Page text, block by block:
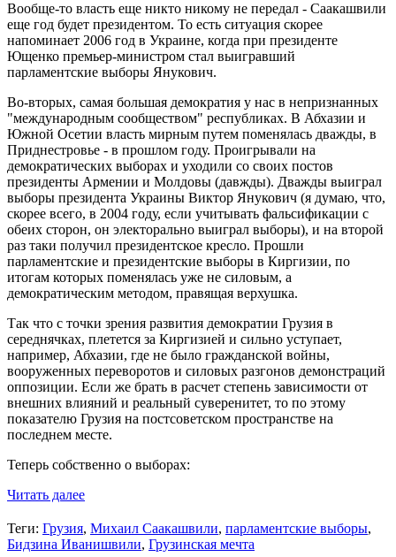
Вообще-то власть еще никто никому не передал - Саакашвили
еще год будет президентом. То есть ситуация скорее
напоминает 2006 год в Украине, когда при президенте
Ющенко премьер-министром стал выигравший
парламентские выборы Янукович.
Во-вторых, самая большая демократия у нас в непризнанных
"международным сообществом" республиках. В Абхазии и
Южной Осетии власть мирным путем поменялась дважды, в
Приднестровье - в прошлом году. Проигрывали на
демократических выборах и уходили со своих постов
президенты Армении и Молдовы (давжды). Дважды выиграл
выборы президента Украины Виктор Янукович (я думаю, что,
скорее всего, в 2004 году, если учитывать фальсификации с
обеих сторон, он электорально выиграл выборы), и на второй
раз таки получил президентское кресло. Прошли
парламентские и президентские выборы в Киргизии, по
итогам которых поменялась уже не силовым, а
демократическим методом, правящая верхушка.
Так что с точки зрения развития демократии Грузия в
середнячках, плетется за Киргизией и сильно уступает,
например, Абхазии, где не было гражданской войны,
вооруженных переворотов и силовых разгонов демонстраций
оппозиции. Если же брать в расчет степень зависимости от
внешних влияний и реальный суверенитет, то по этому
показателю Грузия на постсоветском пространстве на
последнем месте.
Теперь собственно о выборах:
Читать далее
Теги: Грузия, Михаил Саакашвили, парламентские выборы,
Бидзина Иванишвили, Грузинская мечта